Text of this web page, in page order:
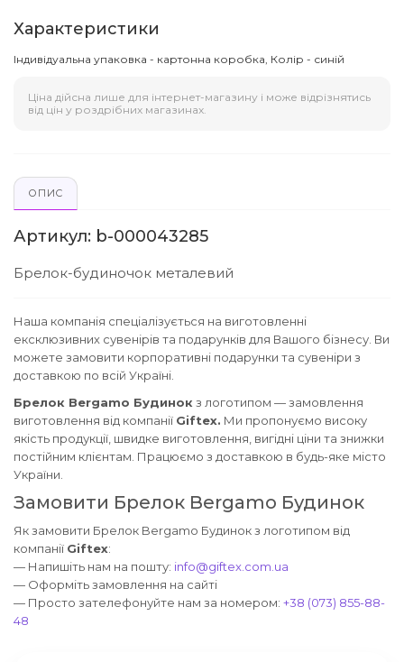
Характеристики
Індивідуальна упаковка - картонна коробка, Колір - синій
Ціна дійсна лише для інтернет-магазину і може відрізнятись
від цін у роздрібних магазинах.
ОПИС
Артикул: b-000043285
Брелок-будиночок металевий
Наша компанія спеціалізується на виготовленні
ексклюзивних сувенірів та подарунків для Вашого бізнесу. Ви
можете замовити корпоративні подарунки та сувеніри з
доставкою по всій Україні.
Брелок Bergamo Будинок з логотипом — замовлення
виготовлення від компанії Giftex. Ми пропонуємо високу
якість продукції, швидке виготовлення, вигідні ціни та знижки
постійним клієнтам. Працюємо з доставкою в будь-яке місто
України.
Замовити Брелок Bergamo Будинок
Як замовити Брелок Bergamo Будинок з логотипом від
компанії Giftex:
— Напишіть нам на пошту: info@giftex.com.ua
— Оформіть замовлення на сайті
— Просто зателефонуйте нам за номером: +38 (073) 855-88-
48